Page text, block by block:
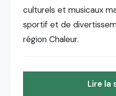
culturels et musicaux
sportif et de
région Chaleur.
Lire la